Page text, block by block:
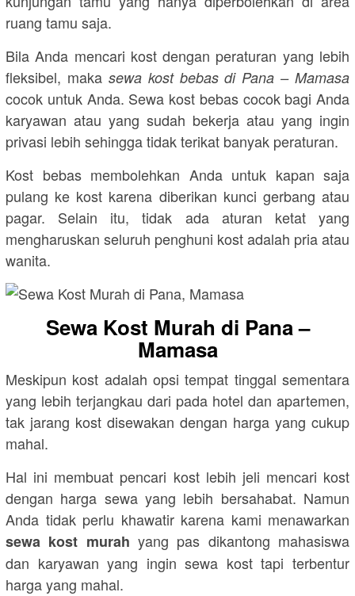
ruang tamu saja.
Bila Anda mencari kost dengan peraturan yang lebih
fleksibel, maka sewa kost bebas di Pana – Mamasa
cocok untuk Anda. Sewa kost bebas cocok bagi Anda
karyawan atau yang sudah bekerja atau yang ingin
privasi lebih sehingga tidak terikat banyak peraturan.
Kost bebas membolehkan Anda untuk kapan saja
pulang ke kost karena diberikan kunci gerbang atau
pagar. Selain itu, tidak ada aturan ketat yang
mengharuskan seluruh penghuni kost adalah pria atau
wanita.
Sewa Kost Murah di Pana –
Mamasa
Meskipun kost adalah opsi tempat tinggal sementara
yang lebih terjangkau dari pada hotel dan apartemen,
tak jarang kost disewakan dengan harga yang cukup
mahal.
Hal ini membuat pencari kost lebih jeli mencari kost
dengan harga sewa yang lebih bersahabat. Namun
Anda tidak perlu khawatir karena kami menawarkan
sewa kost murah yang pas dikantong mahasiswa
dan karyawan yang ingin sewa kost tapi terbentur
harga yang mahal.